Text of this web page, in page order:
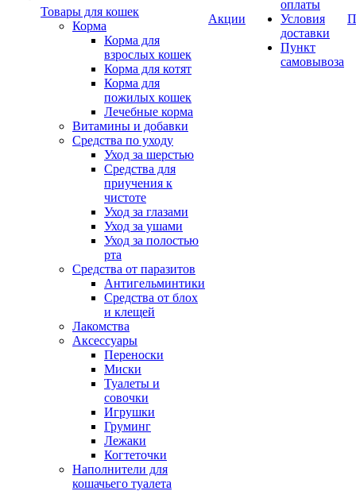
Товары для кошек
Корма
Корма для
взрослых кошек
Корма для котят
Корма для
пожилых кошек
Лечебные корма
Витамины и добавки
Средства по уходу
Уход за шерстью
Средства для
приучения к
чистоте
Уход за глазами
Уход за ушами
Уход за полостью
рта
Средства от паразитов
Антигельминтики
Средства от блох
и клещей
Лакомства
Аксессуары
Переноски
Миски
Туалеты и
совочки
Игрушки
Груминг
Лежаки
Когтеточки
Наполнители для
кошачьего туалета
Акции
оплаты
Условия
доставки
Пункт
самовывоза